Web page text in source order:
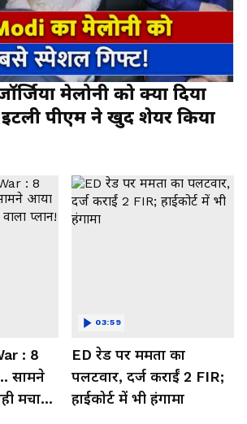
मेलोनी को क्या दिया
पीएम ने खुद शेयर किया
: 8
सामने
मचाने
ED रेड पर ममता का
पलटवार, दर्ज कराईं 2 FIR;
हाईकोर्ट में भी हंगामा
03:59